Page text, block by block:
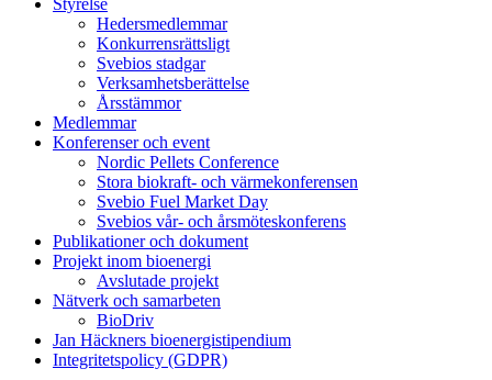
Styrelse
Hedersmedlemmar
Konkurrensrättsligt
Svebios stadgar
Verksamhetsberättelse
Årsstämmor
Medlemmar
Konferenser och event
Nordic Pellets Conference
Stora biokraft- och värmekonferensen
Svebio Fuel Market Day
Svebios vår- och årsmöteskonferens
Publikationer och dokument
Projekt inom bioenergi
Avslutade projekt
Nätverk och samarbeten
BioDriv
Jan Häckners bioenergistipendium
Integritetspolicy (GDPR)